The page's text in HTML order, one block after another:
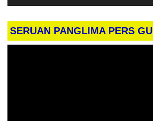
SERUAN PANGLIMA PERS